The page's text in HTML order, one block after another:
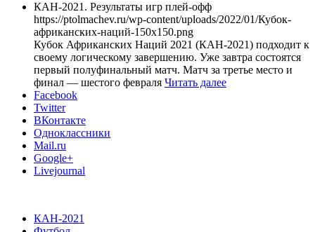
КАН-2021. Результаты игр плей-офф
https://ptolmachev.ru/wp-content/uploads/2022/01/Кубок-
африканских-наций-150x150.png
Кубок Африканских Наций 2021 (КАН-2021) подходит к
своему логическому завершению. Уже завтра состоятся
первый полуфинальный матч. Матч за третье место и
финал — шестого февраля Читать далее
Facebook
Twitter
ВКонтакте
Одноклассники
Mail.ru
Google+
Livejournal
КАН-2021